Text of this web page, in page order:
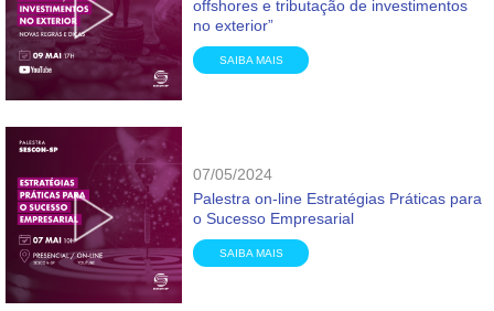
offshores e tributação de investimentos
no exterior”
SAIBA MAIS
07/05/2024
Palestra on-line Estratégias Práticas para
o Sucesso Empresarial
SAIBA MAIS